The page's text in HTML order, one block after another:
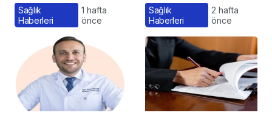
Gözden Kaçan
Maliyetler
Sağlık
Haberleri
1 hafta
önce
Satın Alma Psikolojisi
Sağlık
Haberleri
2 hafta
önce